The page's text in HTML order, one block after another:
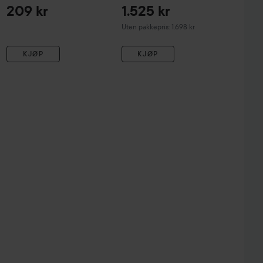
209 kr
KJØP
1.525 kr
Uten pakkepris: 1.698 kr
KJØP